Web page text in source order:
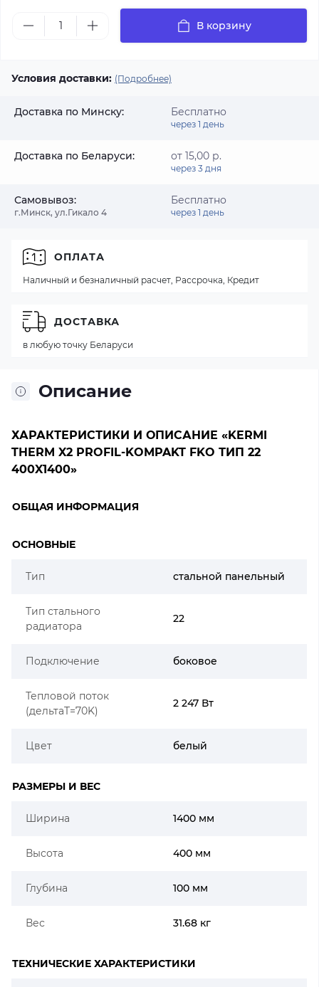
В корзину
Условия доставки: (Подробнее)
Доставка по Минску: Бесплатно
через 1 день
Доставка по Беларуси: от 15,00 р.
через 3 дня
Самовывоз:
г.Минск, ул.Гикало 4
Бесплатно
через 1 день
Описание
ХАРАКТЕРИСТИКИ И ОПИСАНИЕ «KERMI
THERM X2 PROFIL-KOMPAKT FKO ТИП 22
400X1400»
ОБЩАЯ ИНФОРМАЦИЯ
ОСНОВНЫЕ
Тип стальной панельный
Тип стального
радиатора
22
Подключение боковое
Тепловой поток
(дельтаT=70K)
2 247 Вт
Цвет белый
РАЗМЕРЫ И ВЕС
Ширина 1400 мм
Высота 400 мм
Глубина 100 мм
Вес 31.68 кг
ТЕХНИЧЕСКИЕ ХАРАКТЕРИСТИКИ
ОПЛАТА
Наличный и безналичный расчет, Рассрочка, Кредит
ДОСТАВКА
в любую точку Беларуси